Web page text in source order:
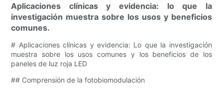
Aplicaciones clínicas y evidencia: lo que la
investigación muestra sobre los usos y beneficios
comunes.
# Aplicaciones clínicas y evidencia: Lo que la investigación
muestra sobre los usos comunes y los beneficios de los
paneles de luz roja LED
## Comprensión de la fotobiomodulación